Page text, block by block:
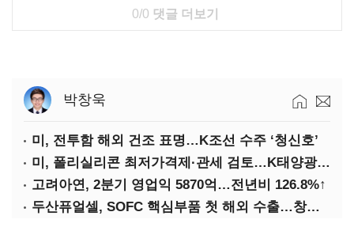
0/0 댓글 더보기
박창욱
미, 전투함 해외 건조 표명…K조선 수주 ‘청신호’
미, 폴리실리콘 최저가격제·관세 검토…K태양광 입지 확대 기대
고려아연, 2분기 영업익 5870억…전년비 126.8%↑
두산퓨얼셀, SOFC 핵심부품 첫 해외 수출…창사 이래 최대 규모